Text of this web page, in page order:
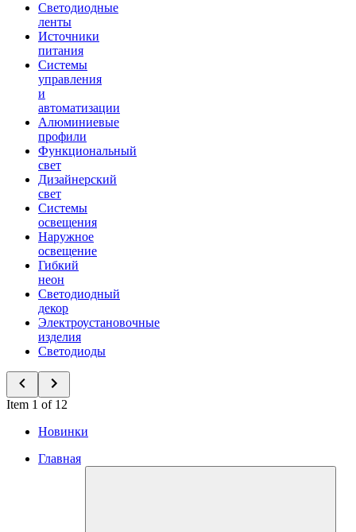
Светодиодные
ленты
Источники
питания
Системы
управления
и
автоматизации
Алюминиевые
профили
Функциональный
свет
Дизайнерский
свет
Системы
освещения
Наружное
освещение
Гибкий
неон
Светодиодный
декор
Электроустановочные
изделия
Светодиоды
Item 1 of 12
Новинки
Главная